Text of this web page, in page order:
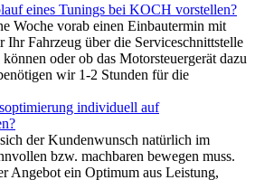
eines Tunings bei KOCH vorstellen?
Woche vorab einen Einbautermin mit
Ihr Fahrzeug über die Serviceschnittstelle
oder ob das Motorsteuergerät dazu
wir 1-2 Stunden für die
individuell auf
der Kundenwunsch natürlich im
bzw. machbaren bewegen muss.
Angebot ein Optimum aus Leistung,